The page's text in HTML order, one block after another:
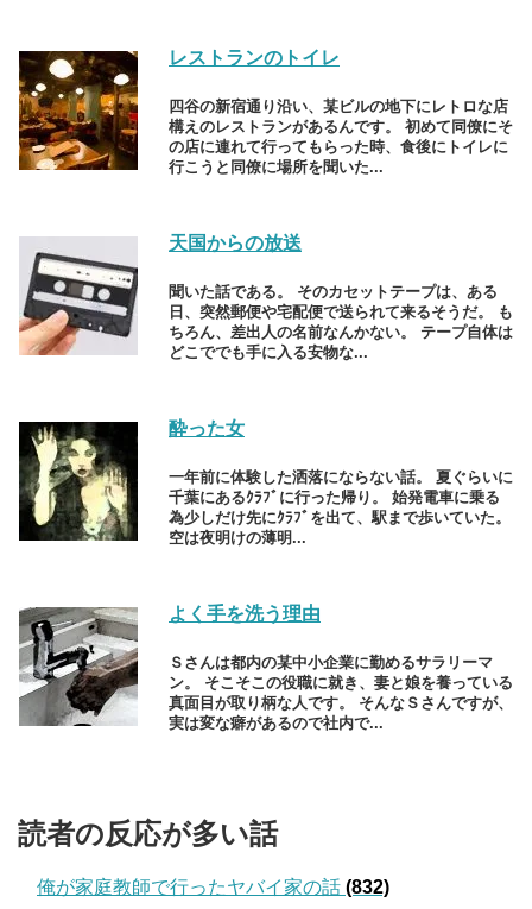
レストランのトイレ
四谷の新宿通り沿い、某ビルの地下にレトロな店
構えのレストランがあるんです。 初めて同僚にそ
の店に連れて行ってもらった時、食後にトイレに
行こうと同僚に場所を聞いた...
天国からの放送
聞いた話である。 そのカセットテープは、ある
日、突然郵便や宅配便で送られて来るそうだ。 も
ちろん、差出人の名前なんかない。 テープ自体は
どこででも手に入る安物な...
酔った女
一年前に体験した洒落にならない話。 夏ぐらいに
千葉にあるｸﾗﾌﾞに行った帰り。 始発電車に乗る
為少しだけ先にｸﾗﾌﾞを出て、駅まで歩いていた。
空は夜明けの薄明...
よく手を洗う理由
Ｓさんは都内の某中小企業に勤めるサラリーマ
ン。 そこそこの役職に就き、妻と娘を養っている
真面目が取り柄な人です。 そんなＳさんですが、
実は変な癖があるので社内で...
読者の反応が多い話
俺が家庭教師で行ったヤバイ家の話 (832)